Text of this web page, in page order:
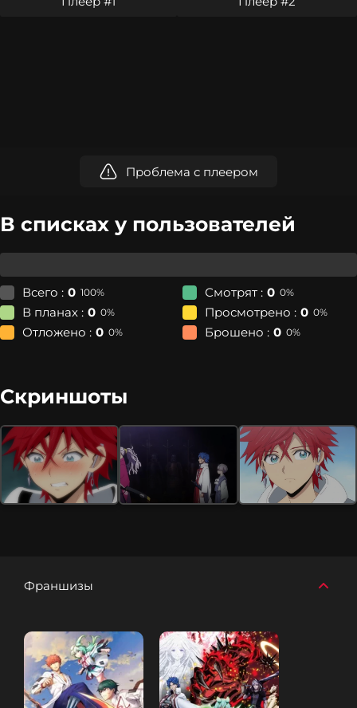
Проблема с плеером
В списках у пользователей
Всего : 0 100% Смотрят : 0 0%
В планах : 0 0% Просмотрено : 0 0%
Отложено : 0 0% Брошено : 0 0%
Скриншоты
Франшизы